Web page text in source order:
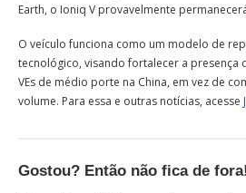
Earth, o Ioniq V provavelmente
O veículo funciona como um modelo de
tecnológico, visando fortalecer a presença
VEs de médio porte na China, em vez de
volume. Para essa e outras notícias, acesse
Gostou? Então não fica de fora!